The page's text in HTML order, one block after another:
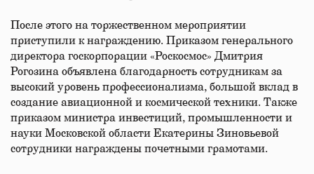
После этого на торжественном мероприятии
приступили к награждению. Приказом генерального
директора госкорпорации «Роскосмос» Дмитрия
Рогозина объявлена благодарность сотрудникам за
высокий уровень профессионализма, большой вклад в
создание авиационной и космической техники. Также
приказом министра инвестиций, промышленности и
науки Московской области Екатерины Зиновьевой
сотрудники награждены почетными грамотами.